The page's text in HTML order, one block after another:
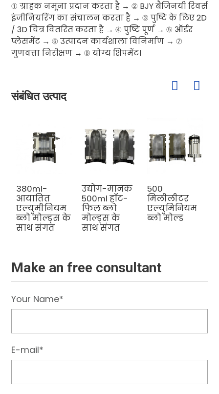
① ग्राहक नमूना प्रदान करता है → ② BJY बैजिनयी रिवर्स
इंजीनियरिंग का संचालन करता है → ③ पुष्टि के लिए 2D
/ 3D चित्र वितरित करता है → ④ पुष्टि पूर्ण → ⑤ ऑर्डर
प्लेसमेंट → ⑥ उत्पादन कार्यशाला विनिर्माण → ⑦
गुणवत्ता निरीक्षण → ⑧ योग्य शिपमेंट।
संबंधित उत्पाद
380ml-
आयातित
एल्युमीनियम
ब्लो मोल्ड्स के
साथ संगत
उद्योग-मानक
500ml हॉट-
फिल ब्लो
मोल्ड्स के
साथ संगत
500
मिलीलीटर
एल्युमिनियम
ब्लो मोल्ड
Make an free consultant
Your Name*
E-mail*